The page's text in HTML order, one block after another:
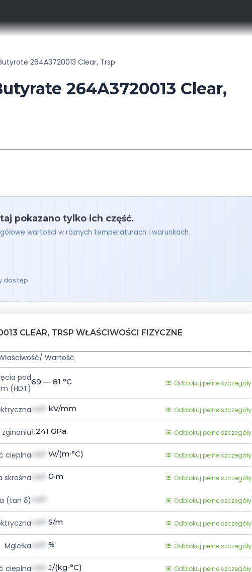
264A3720013 Clear, Trsp
264A3720013 Clear,
pokazano tylko ich część.
wartości w różnych temperaturach i warunkach.
dostęp
CLEAR, TRSP WŁAŚCIWOŚCI FIZYCZNE
Wartość
pod
(HDT)
69 — 81 °C Odblokuj pełne szczegóły
val1 kV/mm Odblokuj pełne szczegóły
zginaniu1.241 GPa Odblokuj pełne szczegóły
cieplna val1 W/(m∙°C) Odblokuj pełne szczegóły
skrośna val1 Ω·m Odblokuj pełne szczegóły
(tan δ) val1 Odblokuj pełne szczegóły
val1 S/m Odblokuj pełne szczegóły
Mgiełka val1 % Odblokuj pełne szczegóły
cieplna val1 J/(kg∙°C) Odblokuj pełne szczegóły